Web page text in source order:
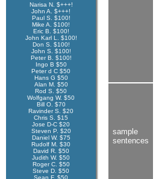
Narisa N. $+++!
John A. $+++!
Paul S. $100!
Mike A. $100!
Eric B. $100!
John Karl L. $100!
Don S. $100!
John S. $100!
Peter B. $100!
Ingo B $50
Peter d C $50
Hans G $50
Alan M. $50
Rod S. $50
Wolfgang W. $50
Bill O. $70
Ravinder S. $20
Chris S. $15
Jose D-C $20
Steven P. $20
Daniel W. $75
Rudolf M. $30
David R. $50
Judith W. $50
Roger C. $50
Steve D. $50
Sean F. $50
sample
sentences